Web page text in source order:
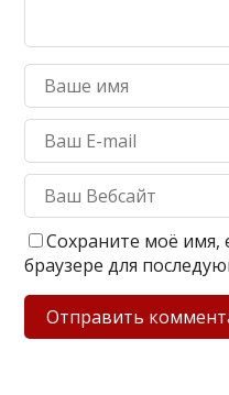
Сохраните моё имя,
браузере для